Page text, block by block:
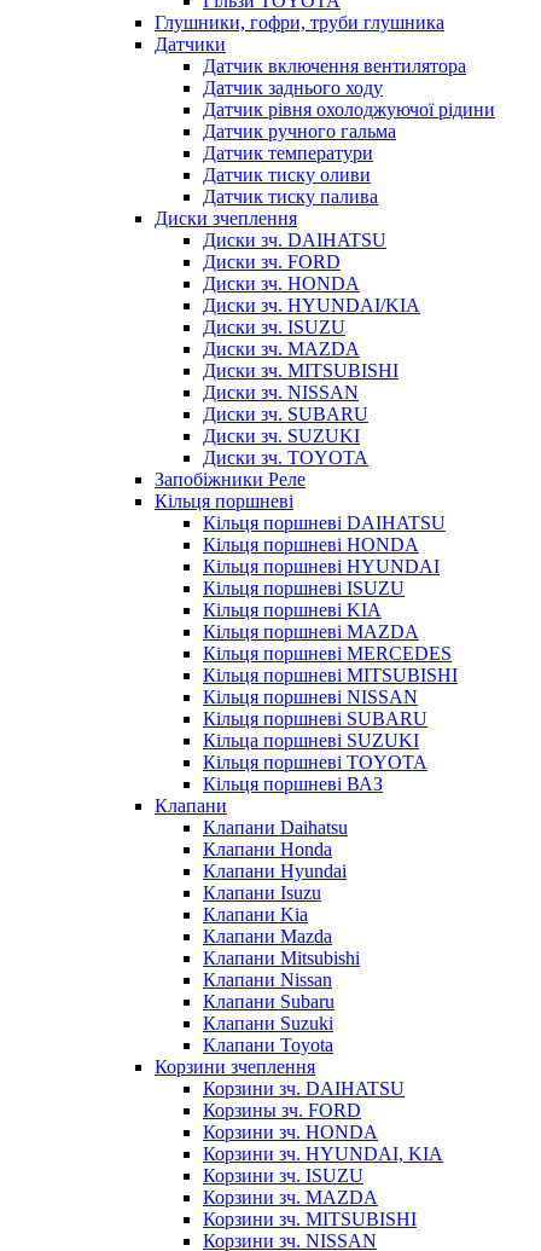
Глушники, гофри, труби глушника
Датчики
Датчик включення вентилятора
Датчик заднього ходу
Датчик рівня охолоджуючої рідини
Датчик ручного гальма
Датчик температури
Датчик тиску оливи
Датчик тиску палива
Диски зчеплення
Диски зч. DAIHATSU
Диски зч. FORD
Диски зч. HONDA
Диски зч. HYUNDAI/KIA
Диски зч. ISUZU
Диски зч. MAZDA
Диски зч. MITSUBISHI
Диски зч. NISSAN
Диски зч. SUBARU
Диски зч. SUZUKI
Диски зч. TOYOTA
Запобіжники Реле
Кільця поршневі
Кільця поршневі DAIHATSU
Кільця поршневі HONDA
Кільця поршневі HYUNDAI
Кільця поршневі ISUZU
Кільця поршневі KIA
Кільця поршневі MAZDA
Кільця поршневі MERCEDES
Кільця поршневі MITSUBISHI
Кільця поршневі NISSAN
Кільця поршневі SUBARU
Кільца поршневі SUZUKI
Кільця поршневі TOYOTA
Кільця поршневі ВАЗ
Клапани
Клапани Daihatsu
Клапани Honda
Клапани Hyundai
Клапани Isuzu
Клапани Kia
Клапани Mazda
Клапани Mitsubishi
Клапани Nissan
Клапани Subaru
Клапани Suzuki
Клапани Toyota
Корзини зчеплення
Корзини зч. DAIHATSU
Корзины зч. FORD
Корзини зч. HONDA
Корзини зч. HYUNDAI, KIA
Корзини зч. ISUZU
Корзини зч. MAZDA
Корзини зч. MITSUBISHI
Корзини зч. NISSAN